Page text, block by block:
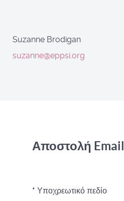
Suzanne Brodigan
suzanne@eppsi.org
Αποστολή Email
* Υποχρεωτικό πεδίο